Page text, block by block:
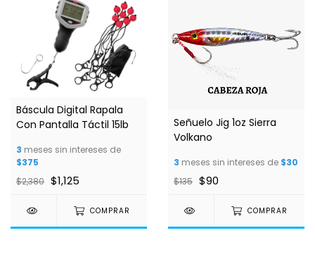
Báscula Digital Rapala
Con Pantalla Táctil 15lb
3 meses sin intereses de
$375
$2,380 $1,125
COMPRAR
Señuelo Jig 1oz Sierra
Volkano
3 meses sin intereses de $30
$135 $90
COMPRAR